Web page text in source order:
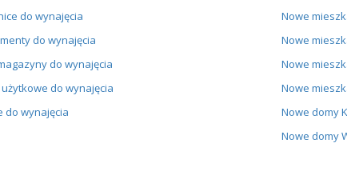
do wynajęcia
do wynajęcia
do wynajęcia
do wynajęcia
do wynajęcia
Nowe
Nowe
Nowe
Nowe
Nowe domy
Nowe domy